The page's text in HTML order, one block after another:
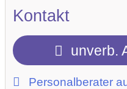
Kontakt
unverb.
Personalberater